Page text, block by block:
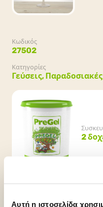
Αυτή η ιστοσελίδα
Κωδικός
27502
Κατηγορίες
Γεύσεις,
2